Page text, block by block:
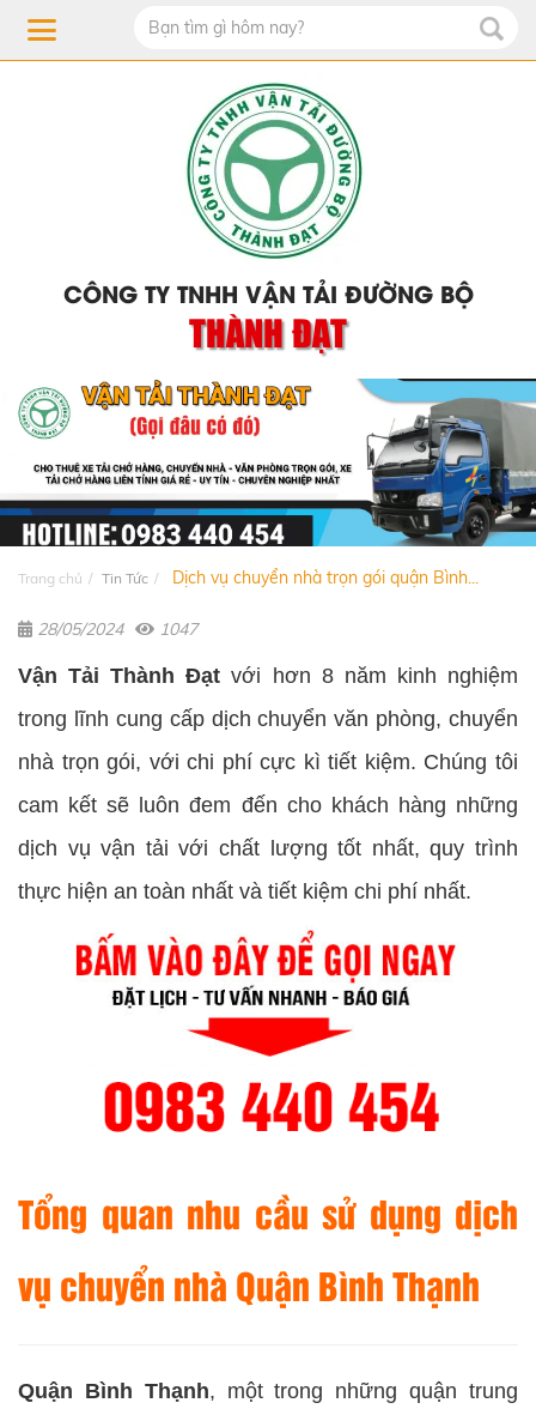
CÔNG TY TNHH VẬN TẢI ĐƯỜNG BỘ
THÀNH ĐẠT
Trang chủ Tin Tức Dịch vụ chuyển nhà trọn gói quận Bình...
28/05/2024 1047
Vận Tải Thành Đạt với hơn 8 năm kinh nghiệm
trong lĩnh cung cấp dịch chuyển văn phòng, chuyển
nhà trọn gói, với chi phí cực kì tiết kiệm. Chúng tôi
cam kết sẽ luôn đem đến cho khách hàng những
dịch vụ vận tải với chất lượng tốt nhất, quy trình
thực hiện an toàn nhất và tiết kiệm chi phí nhất.
Tổng quan nhu cầu sử dụng dịch
vụ chuyển nhà Quận Bình Thạnh
Quận Bình Thạnh, một trong những quận trung